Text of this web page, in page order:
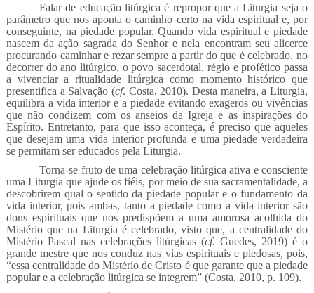
Falar de educação litúrgica é repropor que a Liturgia seja o
parâmetro que nos aponta o caminho certo na vida espiritual e, por
conseguinte, na piedade popular. Quando vida espiritual e piedade
nascem da ação sagrada do Senhor e nela encontram seu alicerce
procurando caminhar e rezar sempre a partir do que é celebrado, no
decorrer do ano litúrgico, o povo sacerdotal, régio e profético passa
a vivenciar a ritualidade litúrgica como momento histórico que
presentifica a Salvação (cf. Costa, 2010). Desta maneira, a Liturgia,
equilibra a vida interior e a piedade evitando exageros ou vivências
que não condizem com os anseios da Igreja e as inspirações do
Espírito. Entretanto, para que isso aconteça, é preciso que aqueles
que desejam uma vida interior profunda e uma piedade verdadeira
se permitam ser educados pela Liturgia.
Torna-se fruto de uma celebração litúrgica ativa e consciente
uma Liturgia que ajude os fiéis, por meio de sua sacramentalidade, a
descobrirem qual o sentido da piedade popular e o fundamento da
vida interior, pois ambas, tanto a piedade como a vida interior são
dons espirituais que nos predispõem a uma amorosa acolhida do
Mistério que na Liturgia é celebrado, visto que, a centralidade do
Mistério Pascal nas celebrações litúrgicas (cf. Guedes, 2019) é o
grande mestre que nos conduz nas vias espirituais e piedosas, pois,
“essa centralidade do Mistério de Cristo é que garante que a piedade
popular e a celebração litúrgica se integrem” (Costa, 2010, p. 109).